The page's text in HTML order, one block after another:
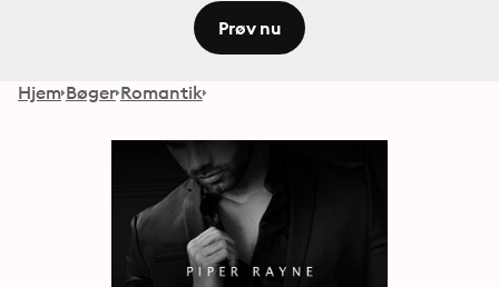
Prøv nu
Hjem Bøger Romantik